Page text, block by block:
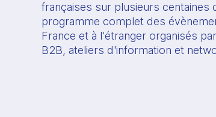
françaises sur plusieurs centaines
programme complet des
France et à l'étranger organisés
B2B, ateliers d'information et